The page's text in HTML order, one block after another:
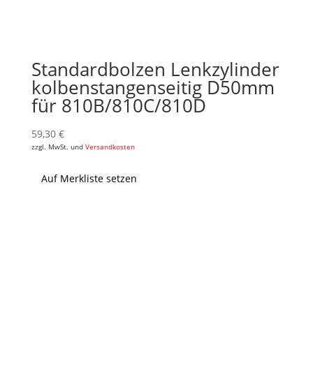
Standardbolzen Lenkzylinder
kolbenstangenseitig D50mm
für 810B/810C/810D
59,30 €
zzgl. MwSt. und Versandkosten
Auf Merkliste setzen